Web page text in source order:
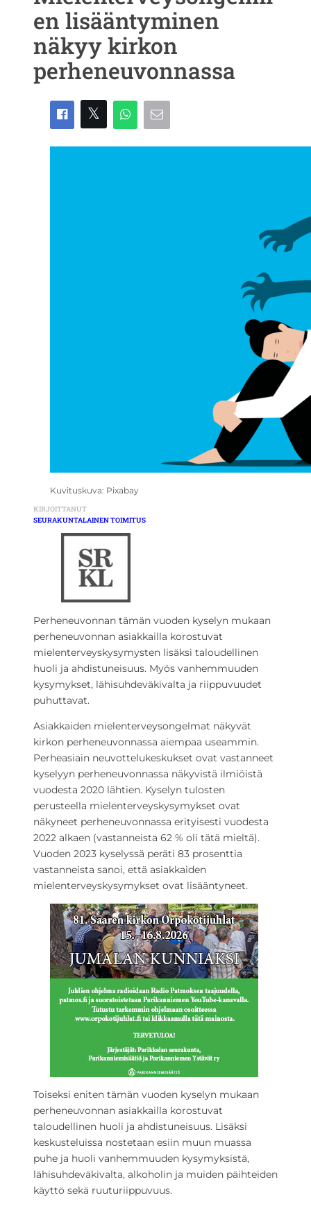
en lisääntyminen
näkyy kirkon
perheneuvonnassa
Kuvituskuva: Pixabay
KIRJOITTANUT
SEURAKUNTALAINEN TOIMITUS
Perheneuvonnan tämän vuoden kyselyn mukaan
perheneuvonnan asiakkailla korostuvat
mielenterveyskysymysten lisäksi taloudellinen
huoli ja ahdistuneisuus. Myös vanhemmuuden
kysymykset, lähisuhdeväkivalta ja riippuvuudet
puhuttavat.
Asiakkaiden mielenterveysongelmat näkyvät
kirkon perheneuvonnassa aiempaa useammin.
Perheasiain neuvottelukeskukset ovat vastanneet
kyselyyn perheneuvonnassa näkyvistä ilmiöistä
vuodesta 2020 lähtien. Kyselyn tulosten
perusteella mielenterveyskysymykset ovat
näkyneet perheneuvonnassa erityisesti vuodesta
2022 alkaen (vastanneista 62 % oli tätä mieltä).
Vuoden 2023 kyselyssä peräti 83 prosenttia
vastanneista sanoi, että asiakkaiden
mielenterveyskysymykset ovat lisääntyneet.
Toiseksi eniten tämän vuoden kyselyn mukaan
perheneuvonnan asiakkailla korostuvat
taloudellinen huoli ja ahdistuneisuus. Lisäksi
keskusteluissa nostetaan esiin muun muassa
puhe ja huoli vanhemmuuden kysymyksistä,
lähisuhdeväkivalta, alkoholin ja muiden päihteiden
käyttö sekä ruuturiippuvuus.